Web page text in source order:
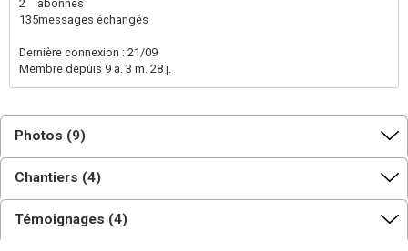
2
abonnés
135messages échangés
Dernière connexion : 21/09
Membre depuis 9 a. 3 m. 28 j.
Photos (9)
Chantiers (4)
Témoignages (4)